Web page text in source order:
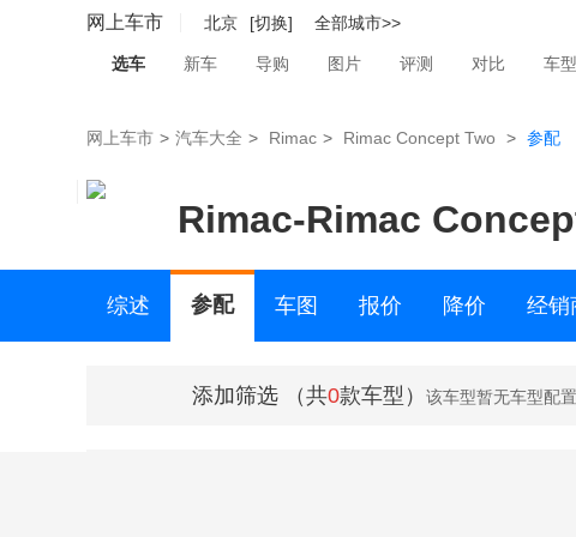
网上车市 北京 [切换] 全部城市>>
选车 新车 导购 图片 评测 对比 车型
网上车市 > 汽车大全 > Rimac > Rimac Concept Two > 参配
Rimac-Rimac
综述 参配 车图 报价 降价 经销
添加筛选 （共0款车型） 该车型暂无车型配